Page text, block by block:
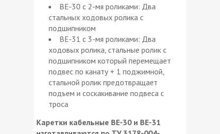
ВЕ-30 с 2-мя роликами: Два
стальных ходовых ролика с
подшипником
ВЕ-31 с 3-мя роликами: Два
ходовых ролика, стальные ролик с
подшипником который перемещает
подвес по канату + 1 поджимной,
стальной ролик предотвращает
подъем и соскакивание подвеса с
троса
Каретки кабельные ВЕ-30 и ВЕ-31